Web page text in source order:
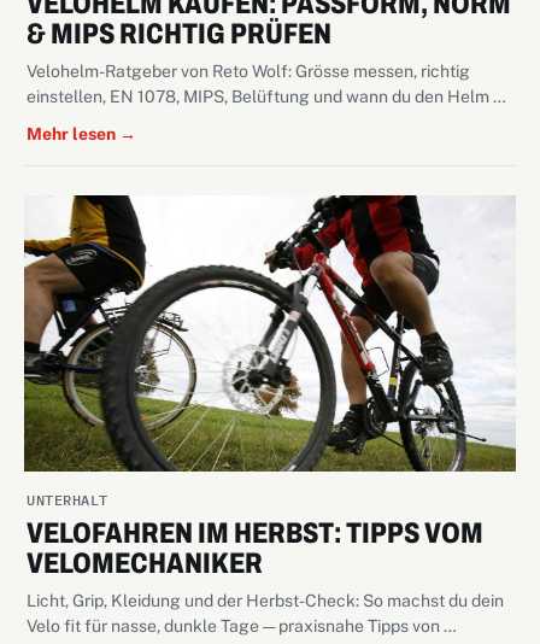
& MIPS RICHTIG PRÜFEN
Velohelm-Ratgeber von Reto Wolf: Grösse messen, richtig
einstellen, EN 1078, MIPS, Belüftung und wann du den Helm …
Mehr lesen →
UNTERHALT
VELOFAHREN IM HERBST: TIPPS VOM
VELOMECHANIKER
Licht, Grip, Kleidung und der Herbst-Check: So machst du dein
Velo fit für nasse, dunkle Tage — praxisnahe Tipps von …